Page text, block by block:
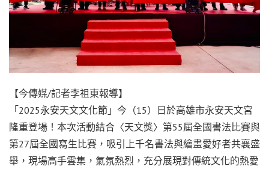
【今傳媒/記者李祖東報導】
「2025永安天文文化節」今（15）日於高雄市永安天文宮
隆重登場！本次活動結合〈天文獎〉第55屆全國書法比賽與
第27屆全國寫生比賽，吸引上千名書法與繪畫愛好者共襄盛
舉，現場高手雲集，氣氛熱烈，充分展現對傳統文化的熱愛